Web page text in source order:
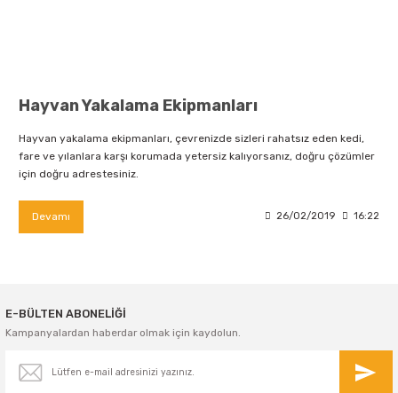
Hayvan Yakalama Ekipmanları
Hayvan yakalama ekipmanları, çevrenizde sizleri rahatsız eden kedi,
fare ve yılanlara karşı korumada yetersiz kalıyorsanız, doğru çözümler
için doğru adrestesiniz.
Devamı 26/02/2019 16:22
E-BÜLTEN ABONELİĞİ
Kampanyalardan haberdar olmak için kaydolun.